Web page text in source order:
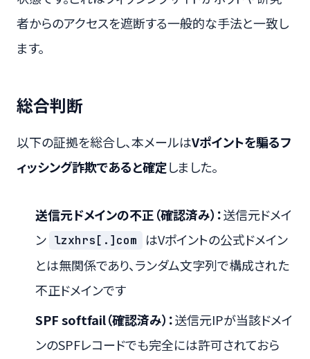
者からのアクセスを遮断する一般的な手法と一致し
ます。
総合判断
以下の証拠を総合し、本メールはVポイントを騙るフ
ィッシング詐欺であると確定しました。
送信元ドメインの不正（確認済み）：送信元ドメイ
ン lzxhrs[.]com
はVポイントの公式ドメイン
とは無関係であり、ランダム文字列で構成された
不正ドメインです
SPF softfail（確認済み）：送信元IPが当該ドメイ
ンのSPFレコードでも完全には許可されておら